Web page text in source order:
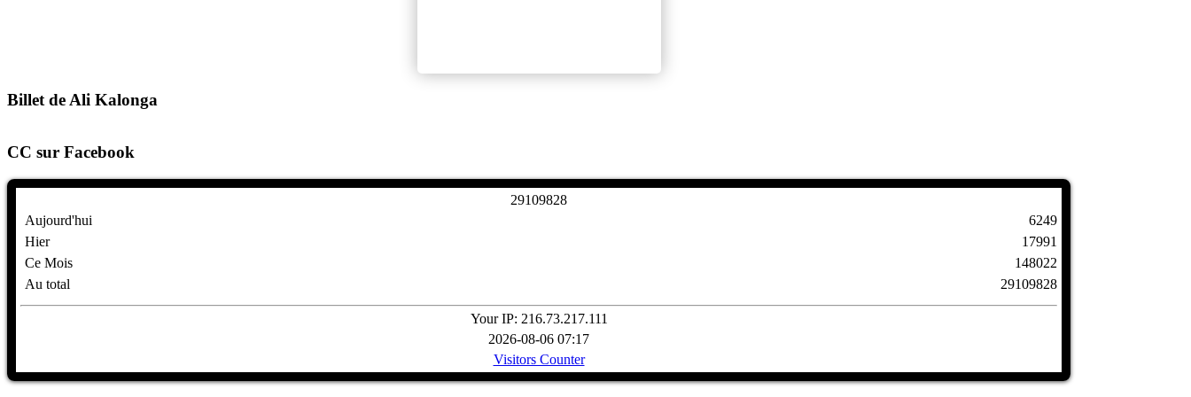
Billet de Ali Kalonga
CC sur Facebook
29109828
Aujourd'hui
Hier
Ce Mois
Au total
6249
17991
148022
29109828
Your IP: 216.73.217.111
2026-08-06 07:17
Visitors Counter